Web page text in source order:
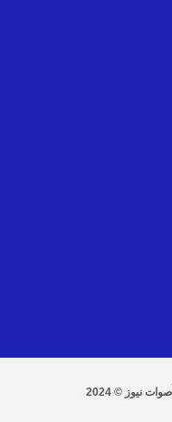
نيوز © 2024